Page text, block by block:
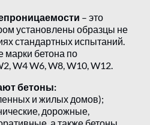
– это
установлены образцы не
стандартных испытаний.
бетона по
W4 W6, W8, W10, W12.
бетоны:
и жилых домов);
дорожные,